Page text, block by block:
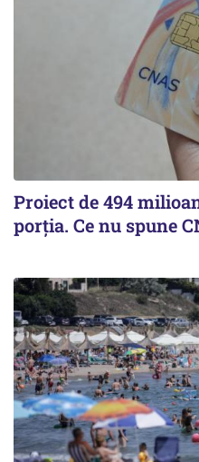
Proiect de 494
porția. Ce nu spune